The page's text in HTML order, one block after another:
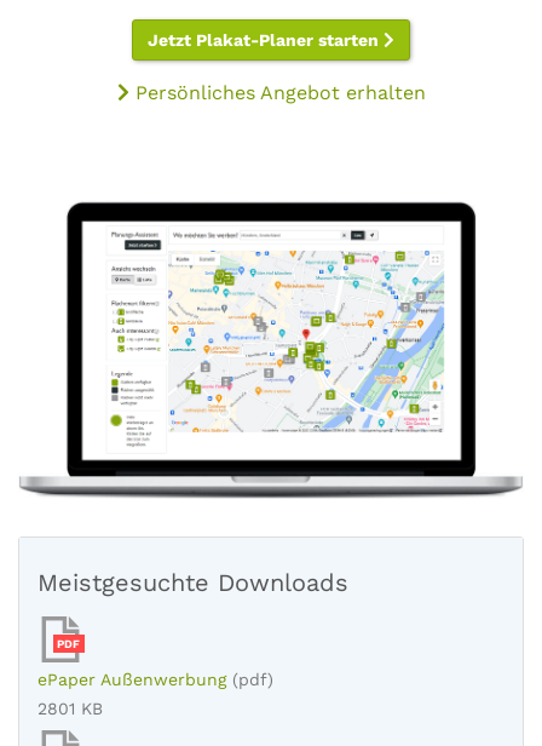
Jetzt Plakat-Planer starten
Persönliches Angebot erhalten
Meistgesuchte Downloads
PDF
ePaper Außenwerbung (pdf)
2801 KB